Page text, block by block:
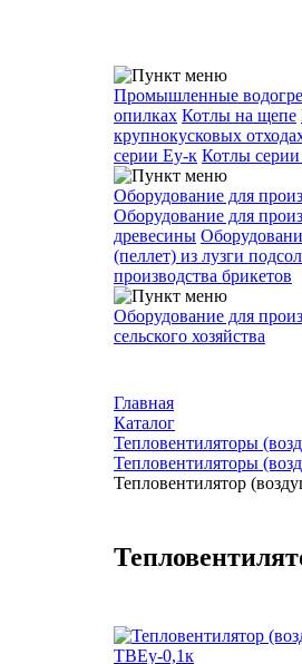
Промышленные
опилках Котлы на щепе
крупнокусковых
серии Еу-к Котлы
Оборудование для
Оборудование для
древесины
(пеллет) из лузги
производства брикетов
Оборудование для
сельского хозяйства
Главная
Каталог
Тепловентиляторы
Тепловентиляторы
Тепловентилятор